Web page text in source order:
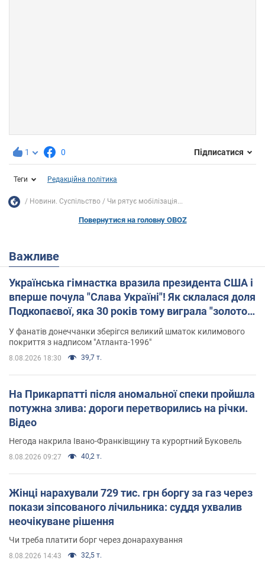
1 0 Підписатися
Теги Редакційна політика
Новини. Суспільство Чи рятує мобілізація...
Повернутися на головну OBOZ
Важливе
Українська гімнастка вразила президента США і
вперше почула "Слава Україні"! Як склалася доля
Подкопаєвої, яка 30 років тому виграла "золото"
Олімпіади
У фанатів донеччанки зберігся великий шматок килимового
покриття з надписом "Атланта-1996"
8.08.2026 18:30 39,7 т.
На Прикарпатті після аномальної спеки пройшла
потужна злива: дороги перетворились на річки.
Відео
Негода накрила Івано-Франківщину та курортний Буковель
8.08.2026 09:27 40,2 т.
Жінці нарахували 729 тис. грн боргу за газ через
покази зіпсованого лічильника: суддя ухвалив
неочікуване рішення
Чи треба платити борг через донарахування
8.08.2026 14:43 32,5 т.